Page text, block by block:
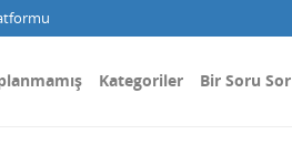
Kategoriler Bir Soru Sor